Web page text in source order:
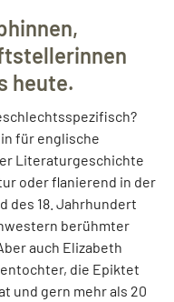
heute.
für englische
Literaturgeschichte
oder flanierend in der
des 18. Jahrhundert
berühmter
auch Elizabeth
die Epiktet
und gern mehr als 20